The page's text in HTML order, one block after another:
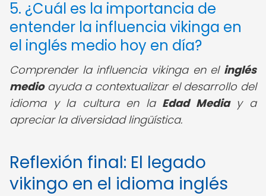
5. ¿Cuál es la importancia de
entender la influencia vikinga en
el inglés medio hoy en día?
Comprender la influencia vikinga en el inglés
medioayuda a contextualizar el desarrollo del
idioma y la cultura en la Edad Mediay a
apreciar la diversidad lingüística.
Reflexión final: El legado
vikingo en el idioma inglés